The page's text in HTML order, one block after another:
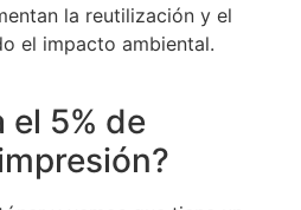
la reutilización y el
el impacto ambiental.
el 5% de